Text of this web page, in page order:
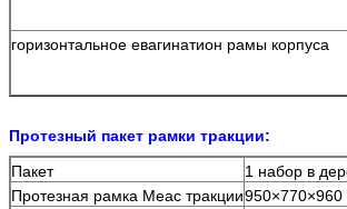
горизонтальное евагинатион рамы корпуса
Протезный пакет рамки тракции:
Пакет
1 набор в
Протезная рамка Меас тракции